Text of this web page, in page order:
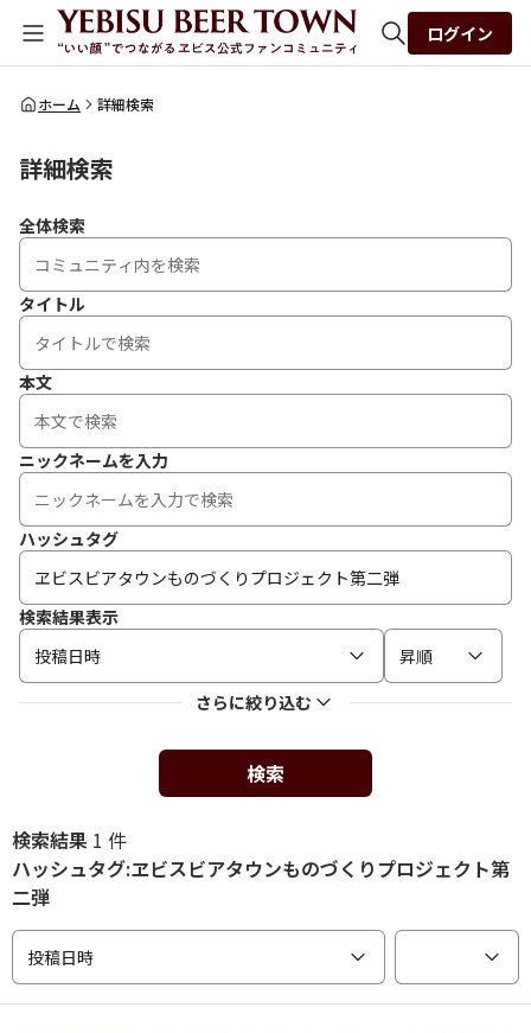
全体検索
ログイン
ホーム 詳細検索
詳細検索
全体検索
タイトル
本文
ニックネームを入力
ハッシュタグ
検索結果表示
投稿日時
昇順
さらに絞り込む
検索
検索結果 1 件
ハッシュタグ:ヱビスビアタウンものづくりプロジェクト第
二弾
投稿日時